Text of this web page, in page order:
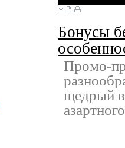
Бонусы
Промо-
щедрый